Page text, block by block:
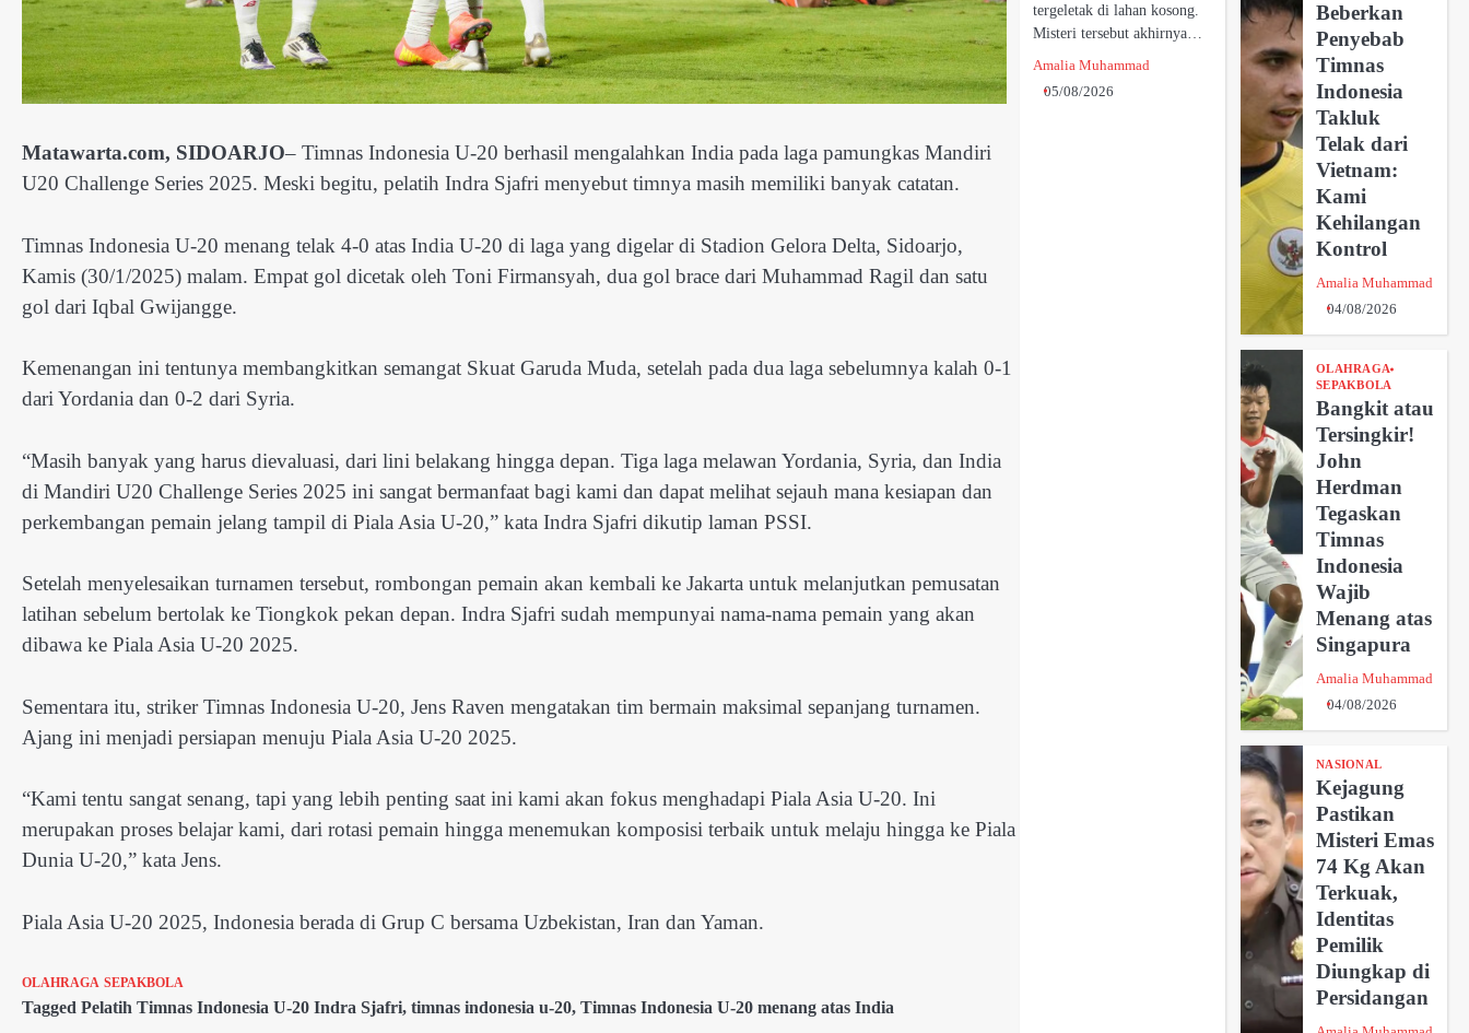
Matawarta.com, SIDOARJO– Timnas Indonesia U-20 berhasil mengalahkan India pada laga pamungkas Mandiri
U20 Challenge Series 2025. Meski begitu, pelatih Indra Sjafri menyebut timnya masih memiliki banyak catatan.
Timnas Indonesia U-20 menang telak 4-0 atas India U-20 di laga yang digelar di Stadion Gelora Delta, Sidoarjo,
Kamis (30/1/2025) malam. Empat gol dicetak oleh Toni Firmansyah, dua gol brace dari Muhammad Ragil dan satu
gol dari Iqbal Gwijangge.
Kemenangan ini tentunya membangkitkan semangat Skuat Garuda Muda, setelah pada dua laga sebelumnya kalah 0-1
dari Yordania dan 0-2 dari Syria.
“Masih banyak yang harus dievaluasi, dari lini belakang hingga depan. Tiga laga melawan Yordania, Syria, dan India
di Mandiri U20 Challenge Series 2025 ini sangat bermanfaat bagi kami dan dapat melihat sejauh mana kesiapan dan
perkembangan pemain jelang tampil di Piala Asia U-20,” kata Indra Sjafri dikutip laman PSSI.
Setelah menyelesaikan turnamen tersebut, rombongan pemain akan kembali ke Jakarta untuk melanjutkan pemusatan
latihan sebelum bertolak ke Tiongkok pekan depan. Indra Sjafri sudah mempunyai nama-nama pemain yang akan
dibawa ke Piala Asia U-20 2025.
Sementara itu, striker Timnas Indonesia U-20, Jens Raven mengatakan tim bermain maksimal sepanjang turnamen.
Ajang ini menjadi persiapan menuju Piala Asia U-20 2025.
“Kami tentu sangat senang, tapi yang lebih penting saat ini kami akan fokus menghadapi Piala Asia U-20. Ini
merupakan proses belajar kami, dari rotasi pemain hingga menemukan komposisi terbaik untuk melaju hingga ke Piala
Dunia U-20,” kata Jens.
Piala Asia U-20 2025, Indonesia berada di Grup C bersama Uzbekistan, Iran dan Yaman.
OLAHRAGA SEPAKBOLA
Tagged Pelatih Timnas Indonesia U-20 Indra Sjafri, timnas indonesia u-20, Timnas Indonesia U-20 menang atas India
tergeletak di lahan kosong.
Misteri tersebut akhirnya…
Amalia Muhammad
05/08/2026
Beberkan
Penyebab
Timnas
Indonesia
Takluk
Telak dari
Vietnam:
Kami
Kehilangan
Kontrol
Amalia Muhammad
04/08/2026
OLAHRAGA
SEPAKBOLA
Bangkit atau
Tersingkir!
John
Herdman
Tegaskan
Timnas
Indonesia
Wajib
Menang atas
Singapura
Amalia Muhammad
04/08/2026
NASIONAL
Kejagung
Pastikan
Misteri Emas
74 Kg Akan
Terkuak,
Identitas
Pemilik
Diungkap di
Persidangan